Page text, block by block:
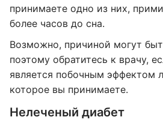
принимаете одно из них,
более часов до сна.
Возможно, причиной могут
поэтому обратитесь к врачу,
является побочным эффектом
которое вы принимаете.
Нелеченый диабет